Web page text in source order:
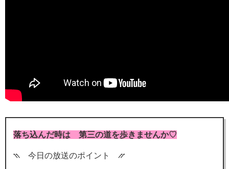
落ち込んだ時は 第三の道を歩きませんか♡
⳹ 今日の放送のポイント ⳼